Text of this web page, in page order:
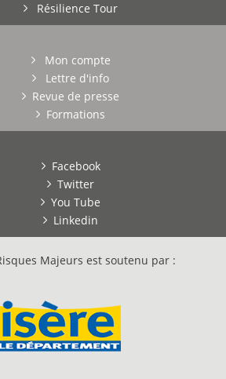
Résilience Tour
Mon compte
Lettre d'info
Revue de presse
Formations
Facebook
Twitter
You Tube
Linkedin
Majeurs est soutenu par :